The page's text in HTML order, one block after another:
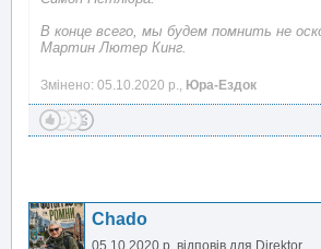
В конце всего, мы будем помнить не
Мартин Лютер Кинг.
Змінено: 05.10.2020 р., Юра-Ездок
Chado
05.10.2020 р. відповів для Direktor